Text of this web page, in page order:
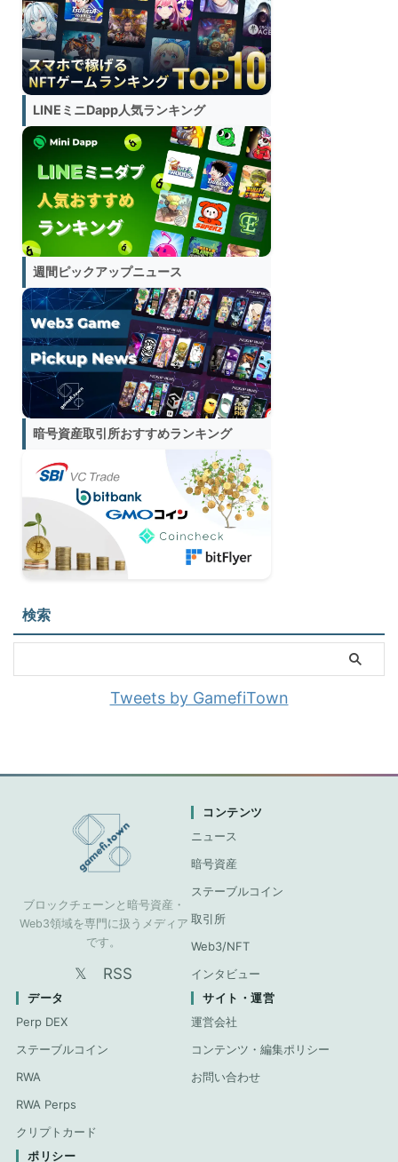
LINEミニDapp人気ランキング
週間ピックアップニュース
暗号資産取引所おすすめランキング
検索
Tweets by GamefiTown
ブロックチェーンと暗号資産・
Web3領域を専門に扱うメディア
です。
𝕏 RSS
コンテンツ
ニュース
暗号資産
ステーブルコイン
取引所
Web3/NFT
インタビュー
データ
Perp DEX
ステーブルコイン
RWA
RWA Perps
クリプトカード
サイト・運営
運営会社
コンテンツ・編集ポリシー
お問い合わせ
ポリシー